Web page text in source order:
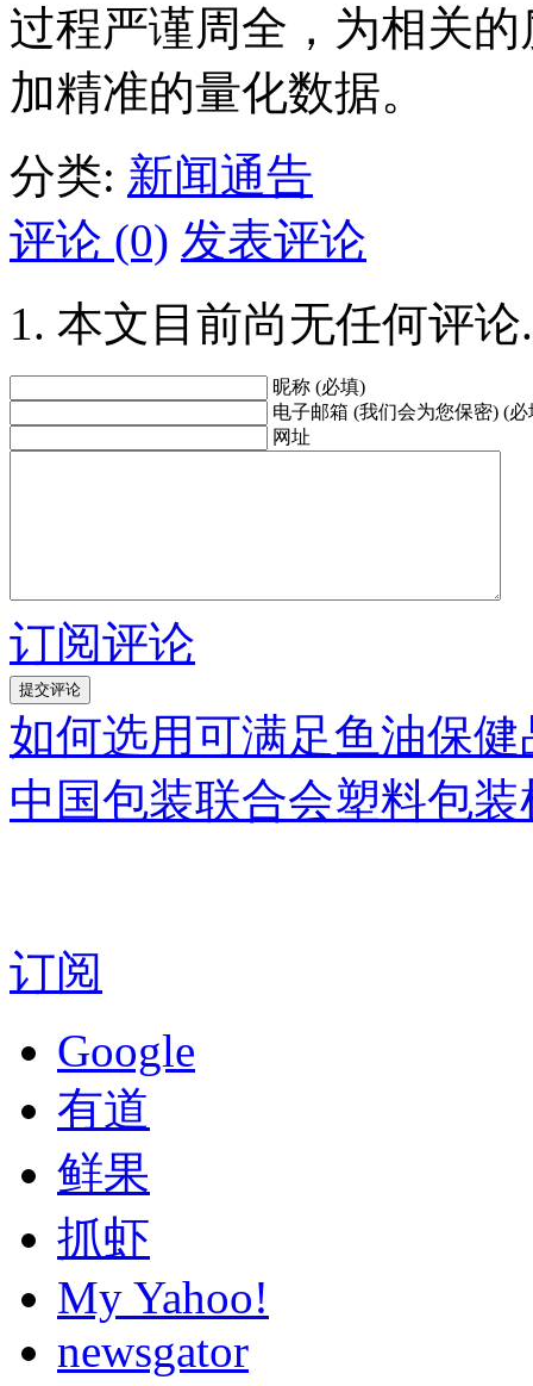
过程严谨周全，为相关
加精准的量化数据。
分类: 新闻通告
评论 (0) 发表评论
本文目前尚无任何评论.
昵称 (必填)
电子邮箱 (我们会为您保密) (必
网址
订阅评论
如何选用可满足鱼油保
中国包装联合会塑料包
订阅
Google
有道
鲜果
抓虾
My Yahoo!
newsgator